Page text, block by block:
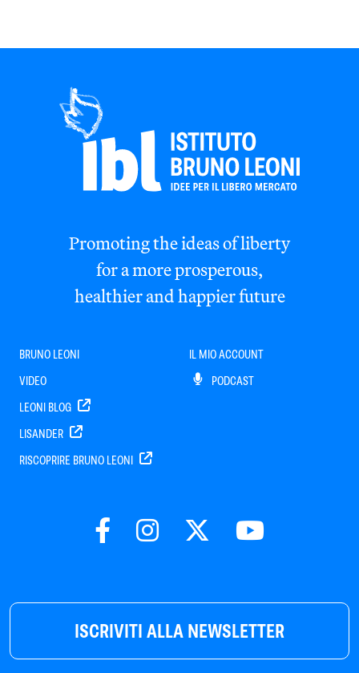
ISCRIVITI ALLA NEWSLETTER
Promoting the ideas of liberty
for a more prosperous,
healthier and happier future
BRUNO LEONI
VIDEO
LEONI BLOG
LISANDER
RISCOPRIRE BRUNO LEONI
IL MIO ACCOUNT
PODCAST